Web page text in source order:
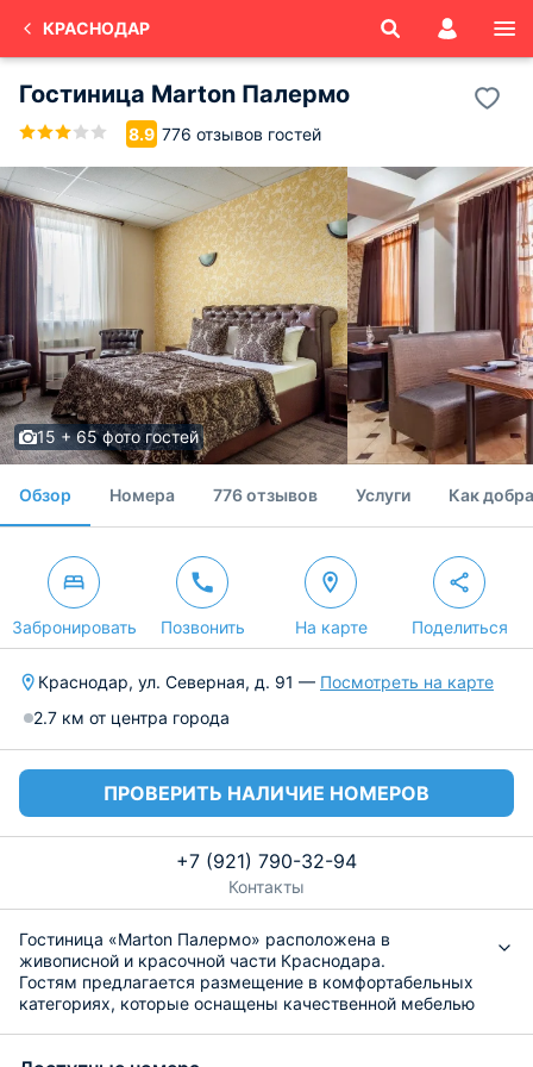
КРАСНОДАР
Гостиница Marton Палермо
8.9 776 отзывов гостей
15 + 65 фото гостей
Обзор Номера 776 отзывов Услуги Как
Забронировать Позвонить На карте Поделиться
Краснодар, ул. Северная, д. 91 — Посмотреть на карте
2.7 км от центра города
ПРОВЕРИТЬ НАЛИЧИЕ НОМЕРОВ
+7 (921) 790-32-94
Контакты
Гостиница «Marton Палермо» расположена в
живописной и красочной части Краснодара.
Гостям предлагается размещение в комфортабельных
категориях, которые оснащены качественной мебелью